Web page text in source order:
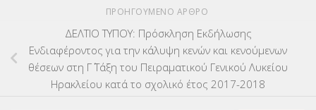
ΠΡΟΗΓΟΎΜΕΝΟ ΆΡΘΡΟ
ΔΕΛΤΙΟ ΤΥΠΟΥ: Πρόσκληση Εκδήλωσης
Ενδιαφέροντος για την κάλυψη κενών και κενούμενων
θέσεων στη Γ΄ Τάξη του Πειραματικού Γενικού Λυκείου
Ηρακλείου κατά το σχολικό έτος 2017-2018